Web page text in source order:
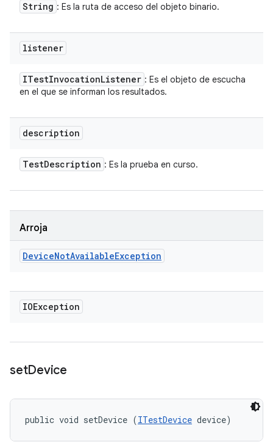
String : Es la ruta de acceso del objeto binario.
listener
ITestInvocationListener : Es el objeto de escucha
en el que se informan los resultados.
description
TestDescription : Es la prueba en curso.
Arroja
DeviceNotAvailableException
IOException
setDevice
public void setDevice (ITestDevice device)